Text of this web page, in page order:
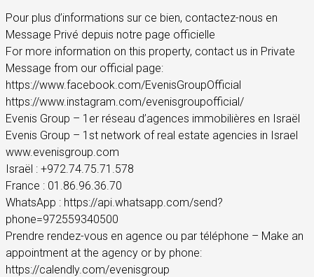
Pour plus d’informations sur ce bien, contactez-nous en
Message Privé depuis notre page officielle
For more information on this property, contact us in Private
Message from our official page:
https://www.facebook.com/EvenisGroupOfficial
https://www.instagram.com/evenisgroupofficial/
Evenis Group – 1er réseau d’agences immobilières en Israël
Evenis Group – 1st network of real estate agencies in Israel
www.evenisgroup.com
Israël : +972.74.75.71.578
France : 01.86.96.36.70
WhatsApp : https://api.whatsapp.com/send?
phone=972559340500
Prendre rendez-vous en agence ou par téléphone – Make an
appointment at the agency or by phone:
https://calendly.com/evenisgroup